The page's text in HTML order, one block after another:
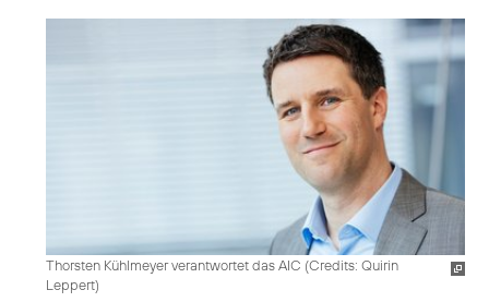
Thorsten Kühlmeyer verantwortet das AIC (Credits: Quirin
Leppert)